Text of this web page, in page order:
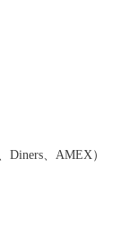
礼品はお送りい
Diners、AMEX）